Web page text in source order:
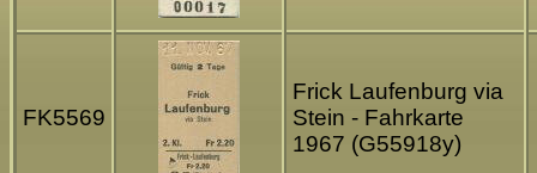
FK5569
Frick Laufenburg via
Stein - Fahrkarte
1967 (G55918y)